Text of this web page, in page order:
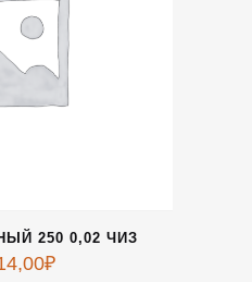
250 0,02 ЧИЗ
₽